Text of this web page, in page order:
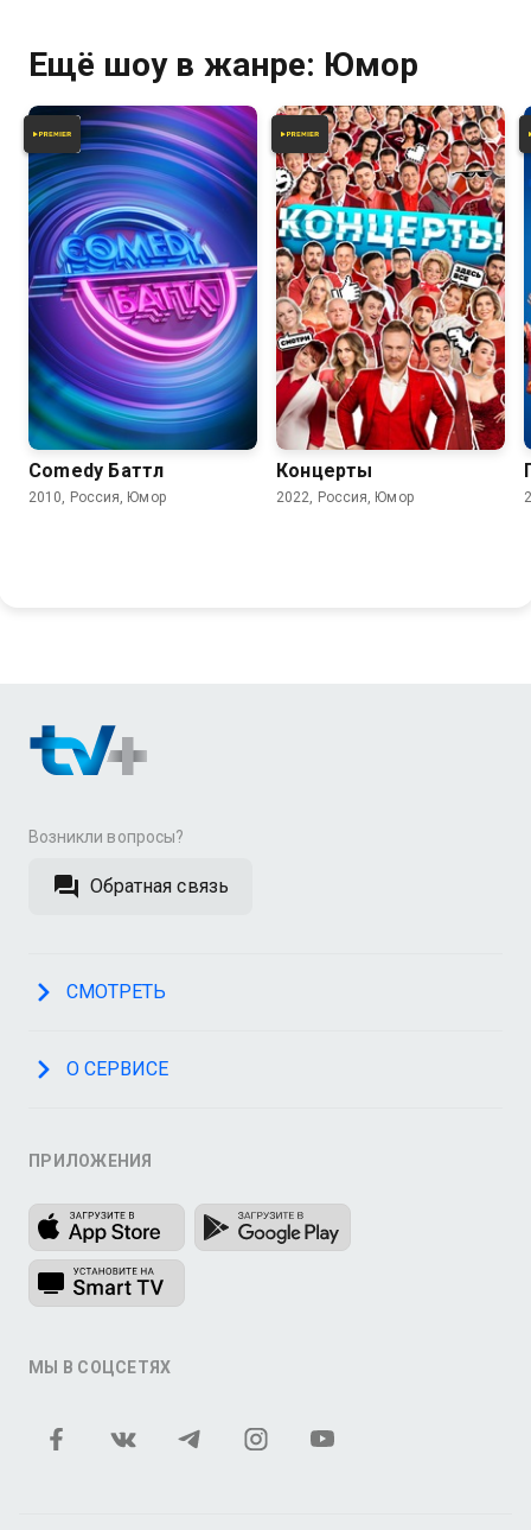
Ещё шоу в жанре: Юмор
4.3 3.2
Comedy Баттл
2010, Россия, Юмор
6.5
Концерты
2022, Россия, Юмор
Возникли вопросы?
Обратная связь
СМОТРЕТЬ
О СЕРВИСЕ
ПРИЛОЖЕНИЯ
МЫ В СОЦСЕТЯХ